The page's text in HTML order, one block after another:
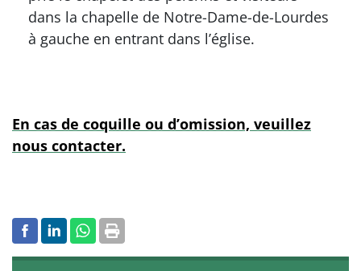
dans la chapelle de Notre-Dame-de-Lourdes
à gauche en entrant dans l’église.
En cas de coquille ou d’omission, veuillez
nous contacter.